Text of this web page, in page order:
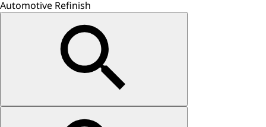
Automotive Refinish